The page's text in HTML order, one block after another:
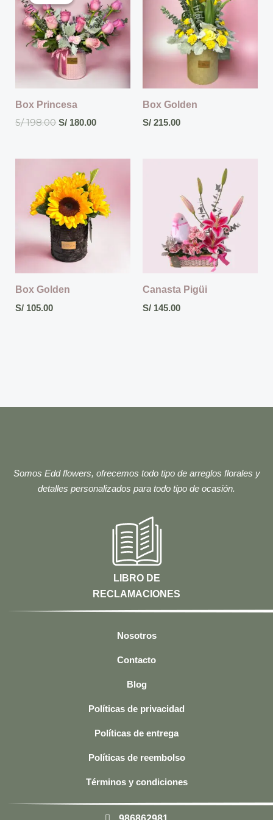
Box Princesa
S/198.00
era:
S/ 198.00.
S/ 180.00
es:
S/ 180.00.
Box Golden
S/ 215.00
Box Golden
S/ 105.00
Canasta Pigüi
S/ 145.00
Somos Edd flowers, ofrecemos todo tipo de arreglos florales y
detalles personalizados para todo tipo de ocasión.
LIBRO DE
RECLAMACIONES
Nosotros
Contacto
Blog
Políticas de privacidad
Políticas de entrega
Políticas de reembolso
Términos y condiciones